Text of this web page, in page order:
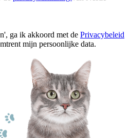
ga ik akkoord met de Privacybeleid
mijn persoonlijke data.